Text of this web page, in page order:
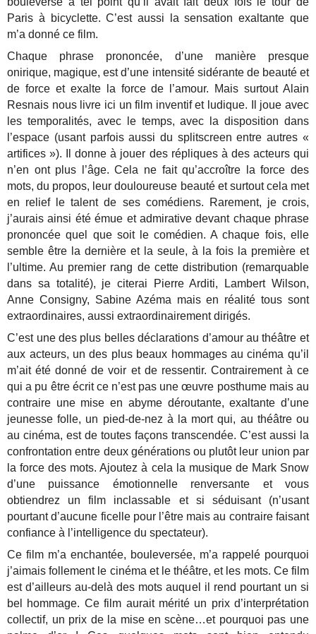
Paris à bicyclette. C’est aussi la sensation exaltante que
m’a donné ce film.
Chaque phrase prononcée, d’une manière presque
onirique, magique, est d’une intensité sidérante de beauté et
de force et exalte la force de l’amour. Mais surtout Alain
Resnais nous livre ici un film inventif et ludique. Il joue avec
les temporalités, avec le temps, avec la disposition dans
l’espace (usant parfois aussi du splitscreen entre autres «
artifices »). Il donne à jouer des répliques à des acteurs qui
n’en ont plus l’âge. Cela ne fait qu’accroître la force des
mots, du propos, leur douloureuse beauté et surtout cela met
en relief le talent de ses comédiens. Rarement, je crois,
j’aurais ainsi été émue et admirative devant chaque phrase
prononcée quel que soit le comédien. A chaque fois, elle
semble être la dernière et la seule, à la fois la première et
l’ultime. Au premier rang de cette distribution (remarquable
dans sa totalité), je citerai Pierre Arditi, Lambert Wilson,
Anne Consigny, Sabine Azéma mais en réalité tous sont
extraordinaires, aussi extraordinairement dirigés.
C’est une des plus belles déclarations d’amour au théâtre et
aux acteurs, un des plus beaux hommages au cinéma qu’il
m’ait été donné de voir et de ressentir. Contrairement à ce
qui a pu être écrit ce n’est pas une œuvre posthume mais au
contraire une mise en abyme déroutante, exaltante d’une
jeunesse folle, un pied-de-nez à la mort qui, au théâtre ou
au cinéma, est de toutes façons transcendée. C’est aussi la
confrontation entre deux générations ou plutôt leur union par
la force des mots. Ajoutez à cela la musique de Mark Snow
d’une puissance émotionnelle renversante et vous
obtiendrez un film inclassable et si séduisant (n’usant
pourtant d’aucune ficelle pour l’être mais au contraire faisant
confiance à l’intelligence du spectateur).
Ce film m’a enchantée, bouleversée, m’a rappelé pourquoi
j’aimais follement le cinéma et le théâtre, et les mots. Ce film
est d’ailleurs au-delà des mots auquel il rend pourtant un si
bel hommage. Ce film aurait mérité un prix d’interprétation
collectif, un prix de la mise en scène…et pourquoi pas une